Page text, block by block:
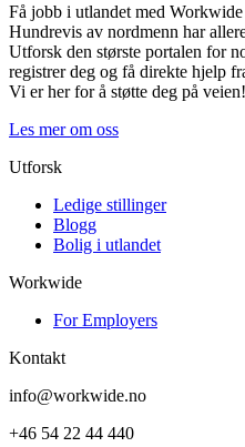
Få jobb i utlandet med
Hundrevis av nordmenn har
Utforsk den største portalen for
registrer deg og få direkte hjelp
Vi er her for å støtte deg på veien!
Les mer om oss
Utforsk
Ledige stillinger
Blogg
Bolig i utlandet
Workwide
For Employers
Kontakt
info@workwide.no
+46 54 22 44 440